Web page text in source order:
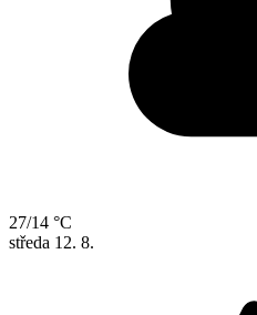
27/14 °C
středa 12. 8.